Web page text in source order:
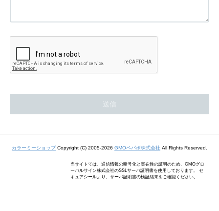
カラーミーショップ Copyright (C) 2005-2026 GMOペパボ株式会社 All Rights Reserved.
当サイトでは、通信情報の暗号化と実在性の証明のため、GMOグロ
ーバルサイン株式会社のSSLサーバ証明書を使用しております。 セ
キュアシールより、サーバ証明書の検証結果をご確認ください。